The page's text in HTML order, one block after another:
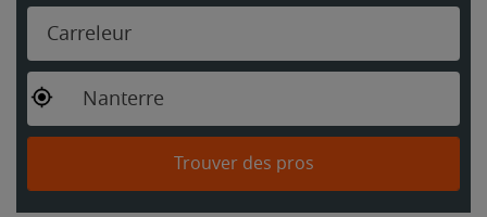
Carreleur
Nanterre
Trouver des pros